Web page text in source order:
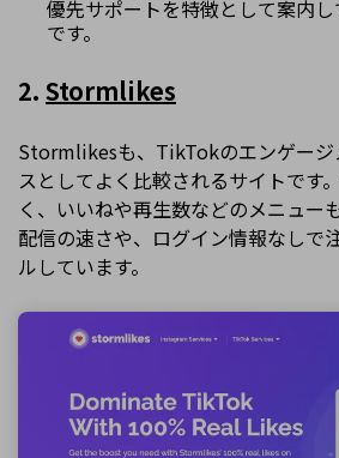
優先サポートを特徴として案内
です。
2. Stormlikes
Stormlikesも、TikTokのエンゲージ
スとしてよく比較されるサイトです
く、いいねや再生数などのメニュー
配信の速さや、ログイン情報なしで
ルしています。